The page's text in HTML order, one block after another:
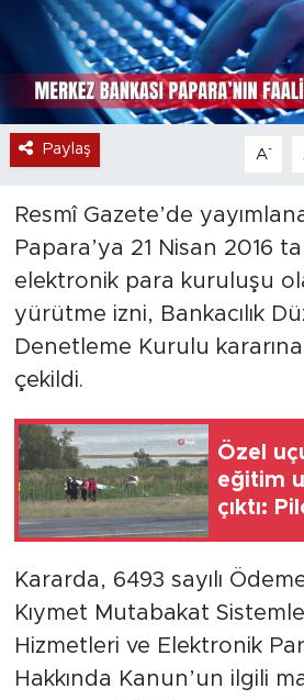
Paylaş A-
Resmî Gazete’de
Papara’ya 21 Nisan 2016
elektronik para kuruluşu
yürütme izni, Bankacılık
Denetleme Kurulu
çekildi.
Özel
eğitim
çıktı:
Kararda, 6493 sayılı
Kıymet Mutabakat
Hizmetleri ve Elektronik
Hakkında Kanun’un ilgili